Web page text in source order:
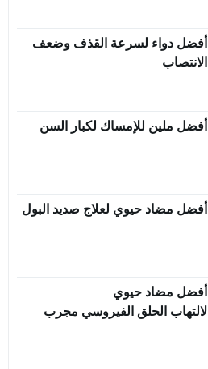
أفضل دواء لسرعة القذف وضعف
الانتصاب
أفضل ملين للإمساك لكبار السن
أفضل مضاد حيوي لعلاج صديد البول
أفضل مضاد حيوي
لالتهاب الحلق الفيروسي مجرب